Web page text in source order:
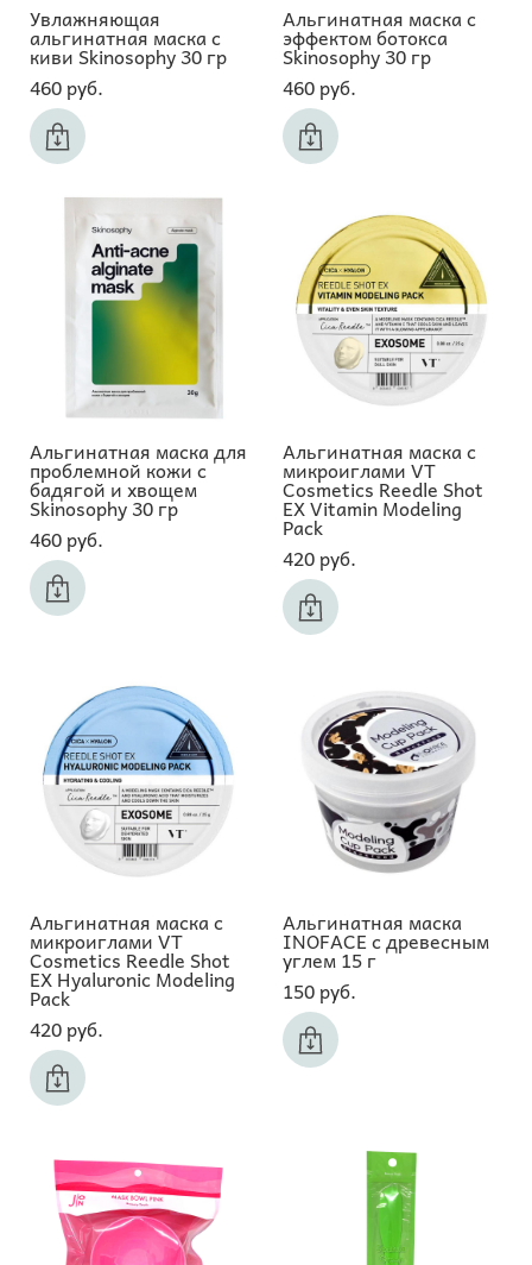
Увлажняющая
альгинатная маска с
киви Skinosophy 30 гр
460 pуб.
Альгинатная маска с
эффектом ботокса
Skinosophy 30 гр
460 pуб.
Альгинатная маска для
проблемной кожи с
бадягой и хвощем
Skinosophy 30 гр
460 pуб.
Альгинатная маска с
микроиглами VT
Cosmetics Reedle Shot
EX Vitamin Modeling
Pack
420 pуб.
Альгинатная маска с
микроиглами VT
Cosmetics Reedle Shot
EX Hyaluronic Modeling
Pack
420 pуб.
Альгинатная маска
INOFACE с древесным
углем 15 г
150 pуб.